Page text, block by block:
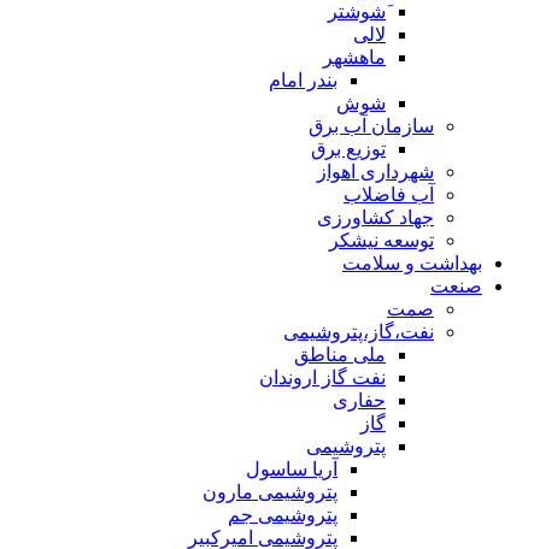
َشوشتر
لالی
ماهشهر
بندر امام
شوش
سازمان آب برق
توزیع برق
شهرداری اهواز
آب فاضلاب
جهاد کشاورزی
توسعه نیشکر
بهداشت و سلامت
صنعت
صمت
نفت،گاز،پتروشیمی
ملی مناطق
نفت گاز اروندان
حفاری
گاز
پتروشیمی
آریا ساسول
پتروشیمی مارون
پتروشیمی جم
پتروشیمی امیرکبیر